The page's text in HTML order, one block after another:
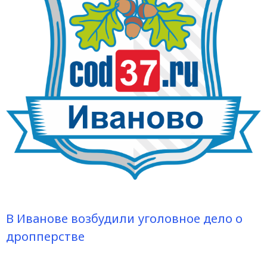
В Иванове возбудили уголовное дело о
дропперстве